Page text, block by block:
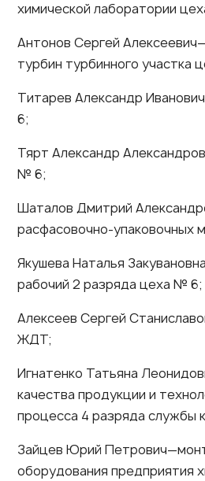
химической лаборатории
Антонов Сергей
турбин турбинного участка
Титарев Александр
6;
Тярт Александр
№ 6;
Шаталов Дмитрий
расфасовочно-упаковочных
Якушева Наталья
рабочий 2 разряда цеха № 6;
Алексеев Сергей
ЖДТ;
Игнатенко Татьяна
качества продукции и
процесса 4 разряда службы
Зайцев Юрий
оборудования предприятия